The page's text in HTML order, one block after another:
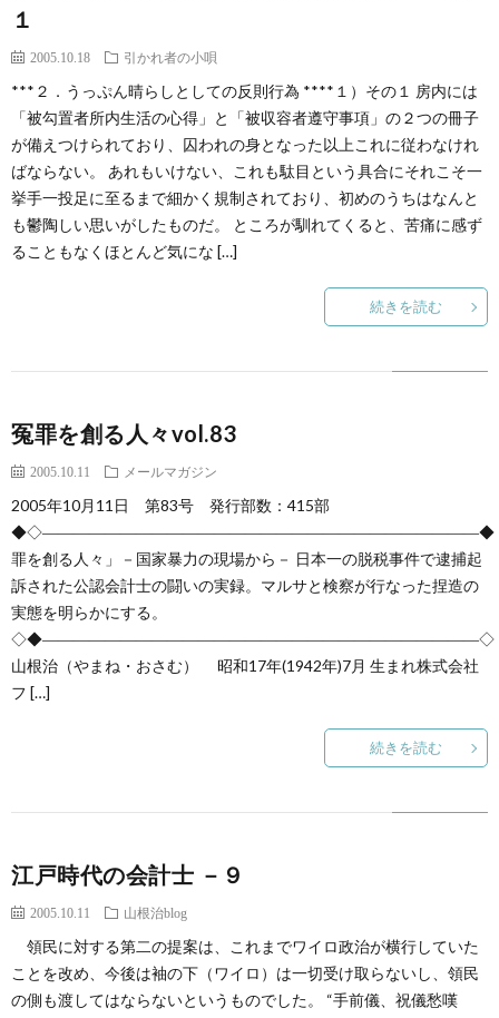
１
2005.10.18 引かれ者の小唄
***２．うっぷん晴らしとしての反則行為 ****１）その１ 房内には
「被勾置者所内生活の心得」と「被収容者遵守事項」の２つの冊子
が備えつけられており、囚われの身となった以上これに従わなけれ
ばならない。 あれもいけない、これも駄目という具合にそれこそ一
挙手一投足に至るまで細かく規制されており、初めのうちはなんと
も鬱陶しい思いがしたものだ。 ところが馴れてくると、苦痛に感ず
ることもなくほとんど気にな […]
続きを読む
冤罪を創る人々vol.83
2005.10.11 メールマガジン
2005年10月11日 第83号 発行部数：415部
◆◇――――――――――――――――――――――――――――◆
罪を創る人々」－国家暴力の現場から－ 日本一の脱税事件で逮捕起
訴された公認会計士の闘いの実録。マルサと検察が行なった捏造の
実態を明らかにする。
◇◆――――――――――――――――――――――――――――◇
山根治（やまね・おさむ） 昭和17年(1942年)7月 生まれ株式会社
フ […]
続きを読む
江戸時代の会計士 －９
2005.10.11 山根治blog
領民に対する第二の提案は、これまでワイロ政治が横行していた
ことを改め、今後は袖の下（ワイロ）は一切受け取らないし、領民
の側も渡してはならないというものでした。 “手前儀、祝儀愁嘆